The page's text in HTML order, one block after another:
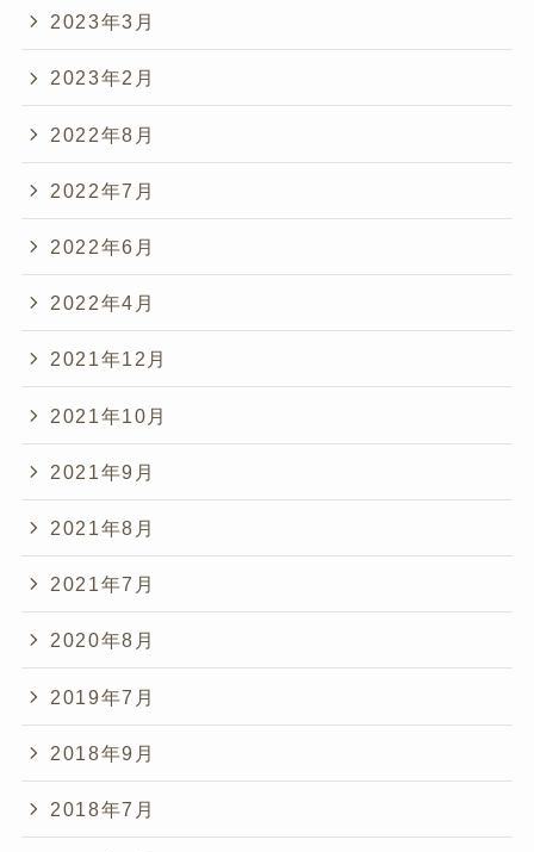
2023年3月
2023年2月
2022年8月
2022年7月
2022年6月
2022年4月
2021年12月
2021年10月
2021年9月
2021年8月
2021年7月
2020年8月
2019年7月
2018年9月
2018年7月